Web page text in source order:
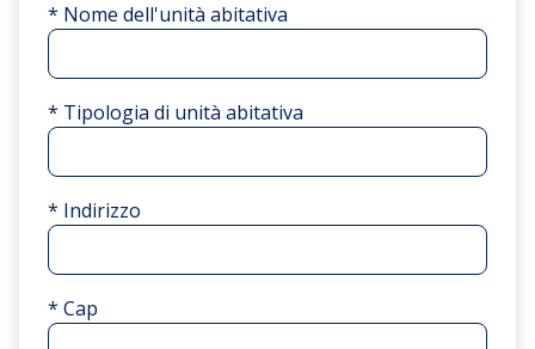
* Nome dell'unità abitativa
* Tipologia di unità abitativa
* Indirizzo
* Cap